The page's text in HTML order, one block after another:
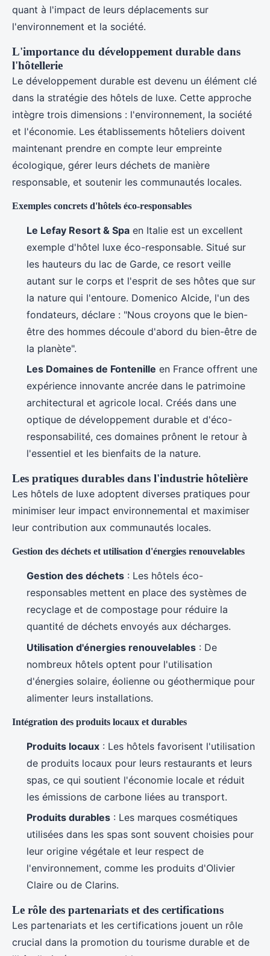
quant à l'impact de leurs déplacements sur
l'environnement et la société.
L'importance du développement durable dans
l'hôtellerie
Le développement durable est devenu un élément clé
dans la stratégie des hôtels de luxe. Cette approche
intègre trois dimensions : l'environnement, la société
et l'économie. Les établissements hôteliers doivent
maintenant prendre en compte leur empreinte
écologique, gérer leurs déchets de manière
responsable, et soutenir les communautés locales.
Exemples concrets d'hôtels éco-responsables
Le Lefay Resort & Spa en Italie est un excellent
exemple d'hôtel luxe éco-responsable. Situé sur
les hauteurs du lac de Garde, ce resort veille
autant sur le corps et l'esprit de ses hôtes que sur
la nature qui l'entoure. Domenico Alcide, l'un des
fondateurs, déclare : "Nous croyons que le bien-
être des hommes découle d'abord du bien-être de
la planète".
Les Domaines de Fontenille en France offrent une
expérience innovante ancrée dans le patrimoine
architectural et agricole local. Créés dans une
optique de développement durable et d'éco-
responsabilité, ces domaines prônent le retour à
l'essentiel et les bienfaits de la nature.
Les pratiques durables dans l'industrie hôtelière
Les hôtels de luxe adoptent diverses pratiques pour
minimiser leur impact environnemental et maximiser
leur contribution aux communautés locales.
Gestion des déchets et utilisation d'énergies renouvelables
Gestion des déchets : Les hôtels éco-
responsables mettent en place des systèmes de
recyclage et de compostage pour réduire la
quantité de déchets envoyés aux décharges.
Utilisation d'énergies renouvelables : De
nombreux hôtels optent pour l'utilisation
d'énergies solaire, éolienne ou géothermique pour
alimenter leurs installations.
Intégration des produits locaux et durables
Produits locaux : Les hôtels favorisent l'utilisation
de produits locaux pour leurs restaurants et leurs
spas, ce qui soutient l'économie locale et réduit
les émissions de carbone liées au transport.
Produits durables : Les marques cosmétiques
utilisées dans les spas sont souvent choisies pour
leur origine végétale et leur respect de
l'environnement, comme les produits d'Olivier
Claire ou de Clarins.
Le rôle des partenariats et des certifications
Les partenariats et les certifications jouent un rôle
crucial dans la promotion du tourisme durable et de